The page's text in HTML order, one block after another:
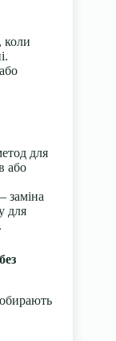
коли
для
або
заміна
для